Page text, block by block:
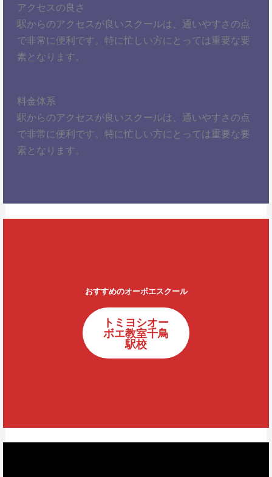
アクセスの良さ
駅からのアクセスが良いスクールは、通いやすさの点
で非常に便利です。特に忙しい方にとっては重要な要
素となります。
料金体系
駅からのアクセスが良いスクールは、通いやすさの点
で非常に便利です。特に忙しい方にとっては重要な要
素となります。
おすすめのオーボエスクール
トミヨシオー
ボエ教室千鳥
駅校